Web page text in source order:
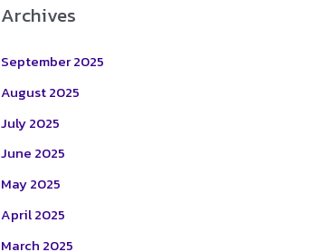
Archives
September 2025
August 2025
July 2025
June 2025
May 2025
April 2025
March 2025